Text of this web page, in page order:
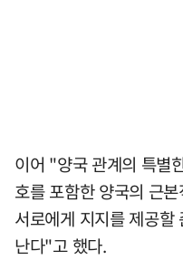
이어 "양국 관계의 특별
호를 포함한 양국의 근
서로에게 지지를 제공할
난다"고 했다.